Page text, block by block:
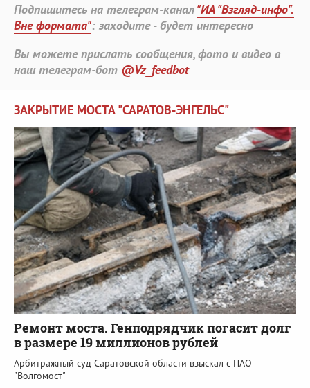
Подпишитесь на телеграм-канал"ИА "Взгляд-инфо".
Вне формата": заходите - будет интересно
Вы можете прислать сообщения, фото и видео в
наш телеграм-бот @Vz_feedbot
ЗАКРЫТИЕ МОСТА "САРАТОВ-ЭНГЕЛЬС"
Ремонт моста. Генподрядчик погасит долг
в размере 19 миллионов рублей
Арбитражный суд Саратовской области взыскал с ПАО
"Волгомост"